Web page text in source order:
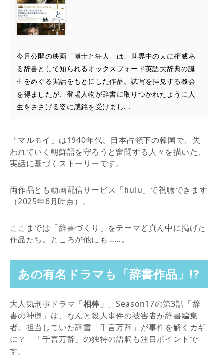
今月公開の映画「博士と狂人」は、世界中の人に権威あ
る辞書として知られるオックスフォード英語大辞典の誕
生をめぐる実話をもとにした作品。試写を拝見する機会
を得ましたが、登場人物が辞書に取りつかれたように人
生をささげる姿に感銘を受けまし...
「マルモイ」は1940年代、日本占領下の韓国で、失
われていく朝鮮語を守ろうと奮闘する人々を描いた、
実話に基づくストーリーです。
両作品とも動画配信サービス「hulu」で視聴できます
（2025年6月時点）。
ここまでは「辞書づくり」をテーマど真ん中に掲げた
作品たち。ところが他にも……。
あの有名ドラマも「辞書作品」!?
大人気刑事ドラマ 「相棒」 。Season17の第3話「辞
書の神様」は、なんと殺人事件の被害者が辞書編集
者。担当していた辞書「千言万辞」が事件を解くカギ
に？ 「千言万辞」の独特の語釈も注目ポイントで
す。